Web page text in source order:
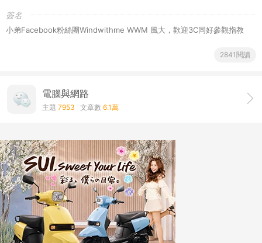
簽名
小弟Facebook粉絲團Windwithme WWM 風大 ，歡迎3C同好參觀指教
2841閱讀
電腦與網路
主題 7953 文章數 6.1萬